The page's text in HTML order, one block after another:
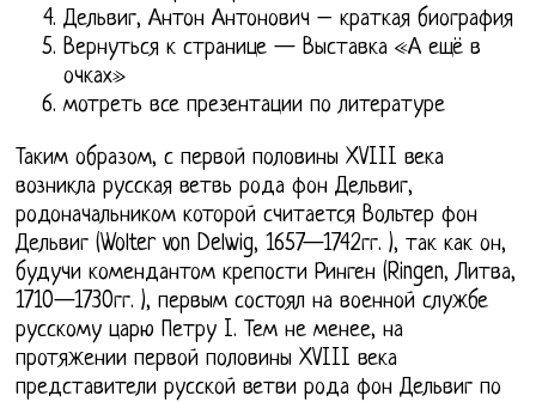
Дельвиг, Антон Антонович – краткая биография
Вернуться к странице — Выставка «А ещё в
очках»
мотреть все презентации по литературе
Таким образом, с первой половины XVIII века
возникла русская ветвь рода фон Дельвиг,
родоначальником которой считается Вольтер фон
Дельвиг (Wolter von Delwig, 1657—1742гг. ), так как он,
будучи комендантом крепости Ринген (Ringen, Литва,
1710—1730гг. ), первым состоял на военной службе
русскому царю Петру I. Тем не менее, на
протяжении первой половины XVIII века
представители русской ветви рода фон Дельвиг по